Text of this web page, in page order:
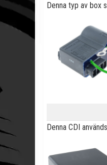
Denna typ av box
Denna CDI